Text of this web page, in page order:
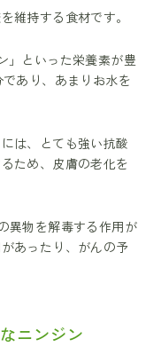
維持する食材です。
」といった栄養素が豊
あり、あまりお水を
は、とても強い抗酸
ため、皮膚の老化を
異物を解毒する作用が
あったり、がんの予
ニンジン